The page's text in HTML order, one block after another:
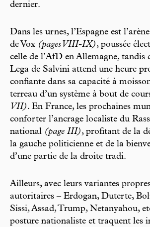
dernier.
Dans les urnes, l’Espagne est
de Vox (pages VIII-IX), poussée
celle de l’AfD en Allemagne, tandis
Lega de Salvini attend une heure
confiante dans sa capacité à
terreau d’un système à bout de
VII). En France, les prochaines
conforter l’ancrage localiste du
national (page III), profitant de la
la gauche politicienne et de la
d’une partie de la droite tradi.
Ailleurs, avec leurs variantes
autoritaires – Erdogan, Duterte,
Sissi, Assad, Trump, Netanyahou,
posture nationaliste et traquent les